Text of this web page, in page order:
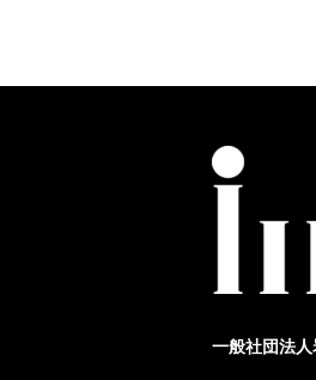
一般社団法